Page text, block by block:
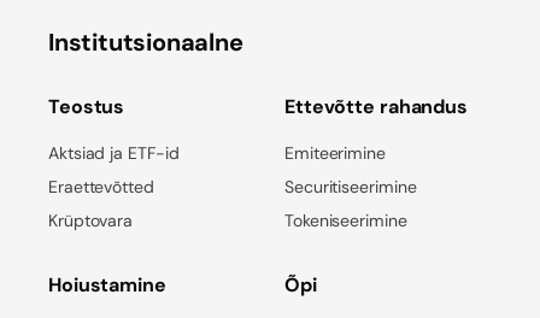
Institutsionaalne
Teostus
Aktsiad ja ETF-id
Eraettevõtted
Krüptovara
Hoiustamine
Ettevõtte rahandus
Emiteerimine
Securitiseerimine
Tokeniseerimine
Õpi